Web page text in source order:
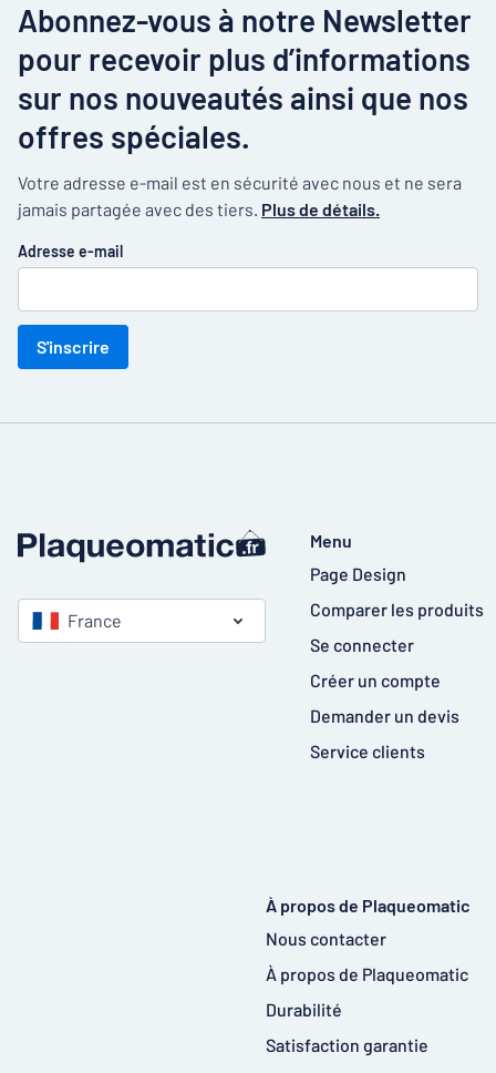
Abonnez-vous à notre Newsletter
pour recevoir plus d’informations
sur nos nouveautés ainsi que nos
offres spéciales.
Votre adresse e-mail est en sécurité avec nous et ne sera
jamais partagée avec des tiers. Plus de détails.
Adresse e-mail
S'inscrire
France
Menu
Page Design
Comparer les produits
Se connecter
Créer un compte
Demander un devis
Service clients
À propos de Plaqueomatic
Nous contacter
À propos de Plaqueomatic
Durabilité
Satisfaction garantie